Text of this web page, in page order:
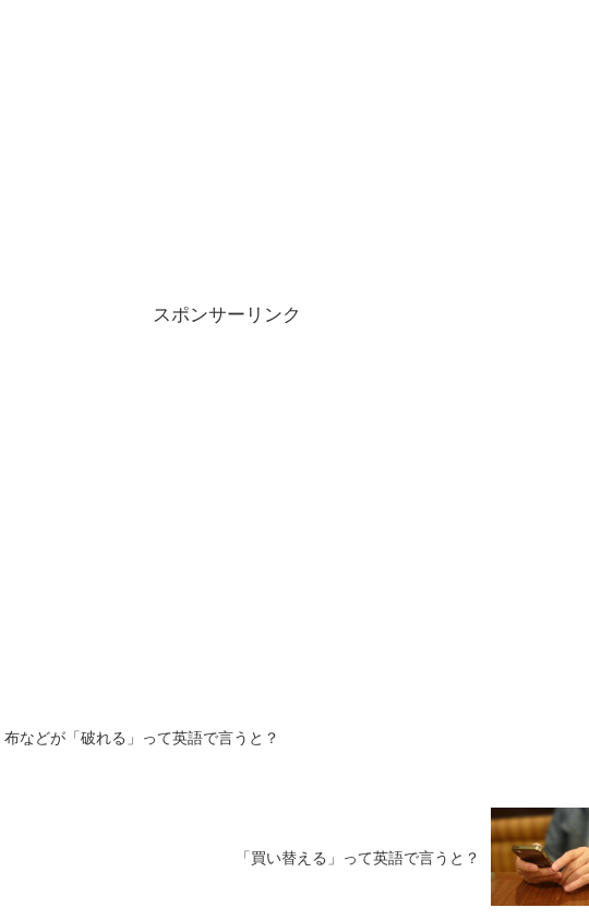
スポンサーリンク
布などが「破れる」って英語で言うと？
「買い替える」って英語で言うと？